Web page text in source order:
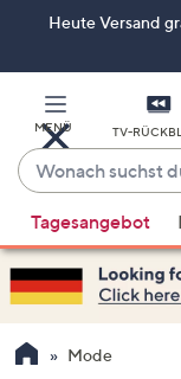
ZumHeute Versand
MENÜ TV-
Wonach
suchst
du
heute?
Vorschläge
verfügbar
sind,
verwenden
Sie
Tagesangebot
Mode